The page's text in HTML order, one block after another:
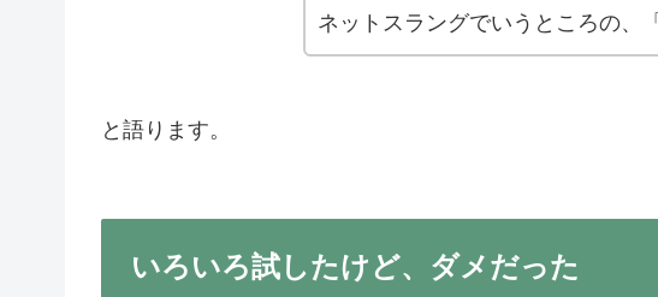
ネットスラングでいうところの、「
と語ります。
いろいろ試したけど、ダメだった